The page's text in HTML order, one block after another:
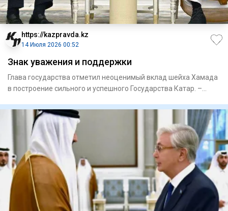
https://kazpravda.kz
14 Июля 2026 00:52
Знак уважения и поддержки
Глава государства отметил неоценимый вклад шейха Хамада
в построение сильного и успешного Государства Катар. –